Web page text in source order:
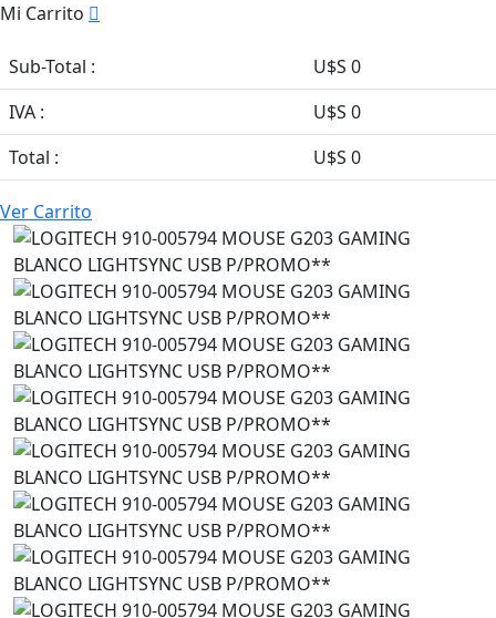
Mi Carrito
Sub-Total :
U$S 0
IVA :
U$S 0
Total :
U$S 0
Ver Carrito